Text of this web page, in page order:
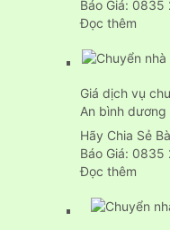
24H
Báo Giá:
Đọc thêm:
Vụ
Văn
Phòng
Trọn
Gói
Giá dịch vụ
An bình dương
Hãy Chia Sẻ
Báo Giá:
Đọc thêm:
dịch